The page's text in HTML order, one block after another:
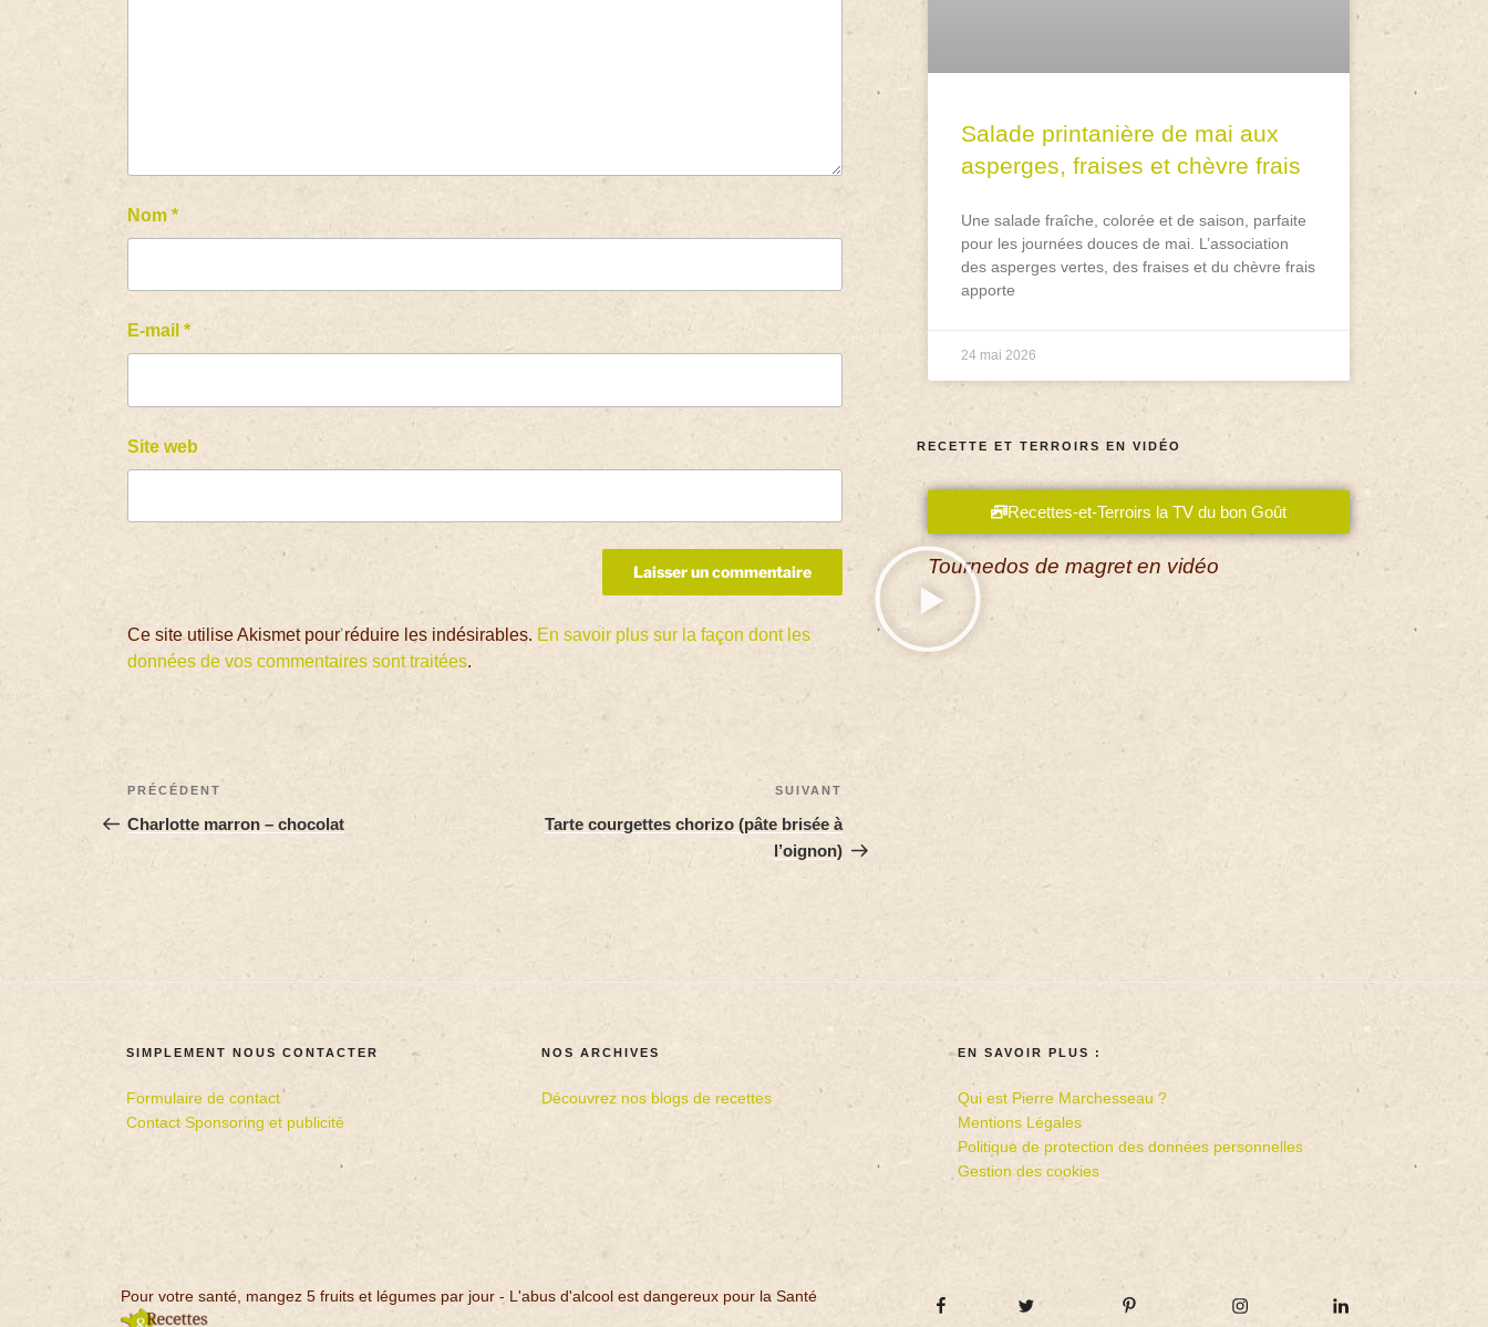
Nom*
E-mail*
Site web
Ce site utilise Akismet pour réduire les indésirables. En savoir plus sur la façon dont les
données de vos commentaires sont traitées.
PRÉCÉDENT
Charlotte marron – chocolat
SUIVANT
Tarte courgettes chorizo (pâte brisée à
l’oignon)
Salade printanière de mai aux
asperges, fraises et chèvre frais
Une salade fraîche, colorée et de saison, parfaite
pour les journées douces de mai. L’association
des asperges vertes, des fraises et du chèvre frais
apporte
24 mai 2026
RECETTE ET TERROIRS EN VIDÉO
Recettes-et-Terroirs la TV du bon Goût
Tournedos de magret en vidéo
SIMPLEMENT NOUS CONTACTER
Formulaire de contact
Contact Sponsoring et publicité
NOS ARCHIVES
Découvrez nos blogs de recettes
EN SAVOIR PLUS :
Qui est Pierre Marchesseau ?
Mentions Légales
Politique de protection des données personnelles
Gestion des cookies
Pour votre santé, mangez 5 fruits et légumes par jour - L'abus d'alcool est dangereux pour la Santé